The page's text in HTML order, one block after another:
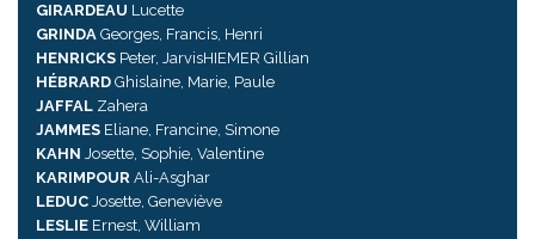
GIRARDEAU Lucette
GRINDA Georges, Francis, Henri
HENRICKS Peter, JarvisHIEMER Gillian
HÉBRARD Ghislaine, Marie, Paule
JAFFAL Zahera
JAMMES Eliane, Francine, Simone
KAHN Josette, Sophie, Valentine
KARIMPOUR Ali-Asghar
LEDUC Josette, Geneviève
LESLIE Ernest, William